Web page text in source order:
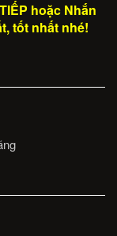
hoặc Nhắn
tốt nhất nhé!